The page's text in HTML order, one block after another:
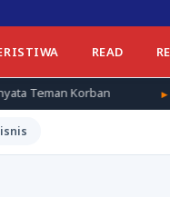
READ
Gemerlap